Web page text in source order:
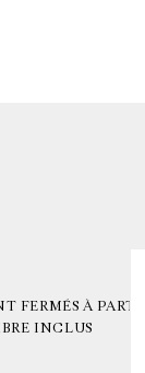
FERMÉS À PARTIR
INCLUS